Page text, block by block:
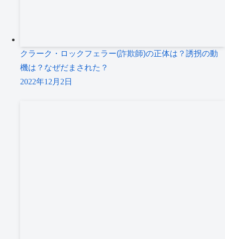
クラーク・ロックフェラー(詐欺師)の正体は？誘拐の動
機は？なぜだまされた？
2022年12月2日